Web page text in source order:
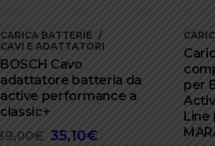
CARICA BATTERIE
CAVI E ADATTATORI
BOSCH Cavo
adattatore batteria da
active performance a
classic+
€ Il
35,10€
per
Line